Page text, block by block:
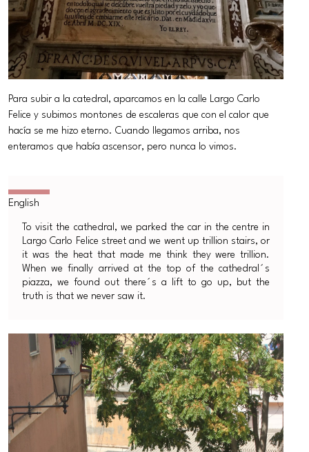
Para subir a la catedral, aparcamos en la calle Largo Carlo
Felice y subimos montones de escaleras que con el calor que
hacía se me hizo eterno. Cuando llegamos arriba, nos
enteramos que había ascensor, pero nunca lo vimos.
To visit the cathedral, we parked the car in the centre in
Largo Carlo Felice street and we went up trillion stairs, or
it was the heat that made me think they were trillion.
When we finally arrived at the top of the cathedral´s
piazza, we found out there´s a lift to go up, but the
truth is that we never saw it.